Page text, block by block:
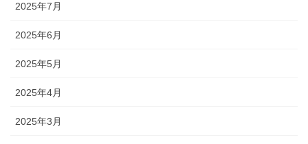
2025年7月
2025年6月
2025年5月
2025年4月
2025年3月